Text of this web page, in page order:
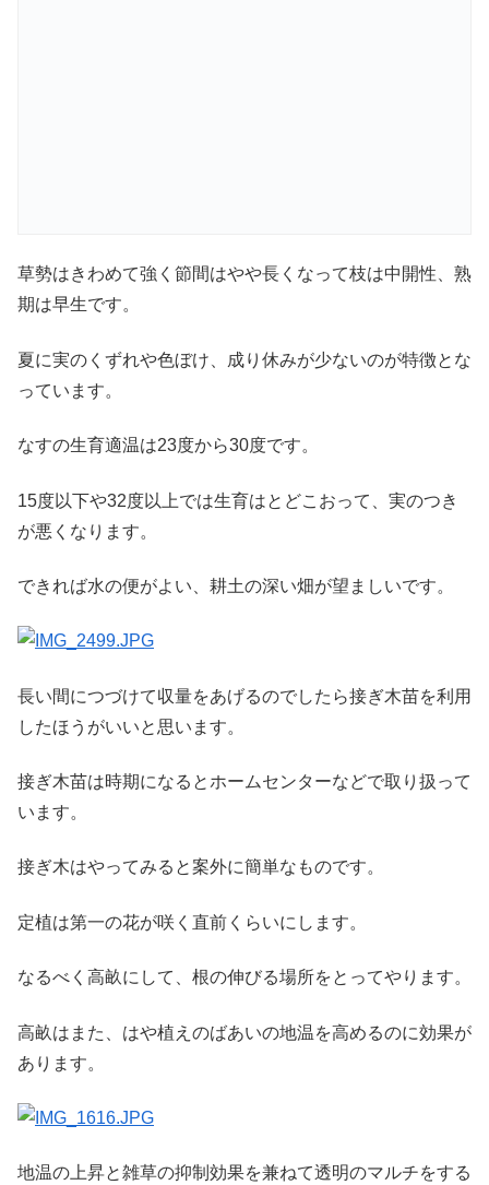
草勢はきわめて強く節間はやや長くなって枝は中開性、熟
期は早生です。
夏に実のくずれや色ぼけ、成り休みが少ないのが特徴とな
っています。
なすの生育適温は23度から30度です。
15度以下や32度以上では生育はとどこおって、実のつき
が悪くなります。
できれば水の便がよい、耕土の深い畑が望ましいです。
長い間につづけて収量をあげるのでしたら接ぎ木苗を利用
したほうがいいと思います。
接ぎ木苗は時期になるとホームセンターなどで取り扱って
います。
接ぎ木はやってみると案外に簡単なものです。
定植は第一の花が咲く直前くらいにします。
なるべく高畝にして、根の伸びる場所をとってやります。
高畝はまた、はや植えのばあいの地温を高めるのに効果が
あります。
地温の上昇と雑草の抑制効果を兼ねて透明のマルチをする